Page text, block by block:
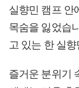
실향민 캠프 안
목숨을 잃었습
고 있는 한 실
즐거운 분위기